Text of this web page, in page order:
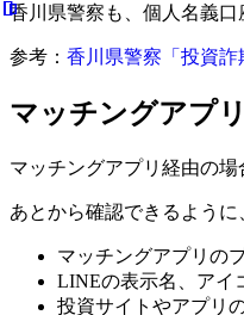
香川県警察も、個人名義口
参考： 香川県警察「投資詐
マッチングアプ
マッチングアプリ経由の
あとから確認できるよう
マッチングアプリの
LINEの表示名、アイ
投資サイトやアプリ